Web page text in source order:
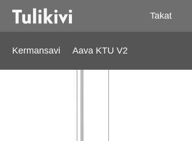
Takat
Kermansavi Aava KTU V2